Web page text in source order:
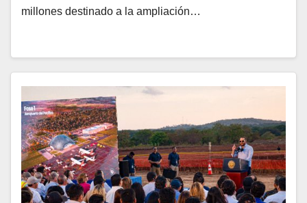
millones destinado a la ampliación…